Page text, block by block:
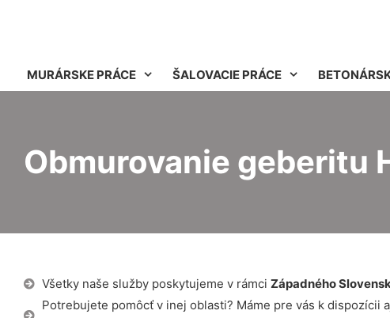
MURÁRSKE PRÁCE ŠALOVACIE PRÁCE
Obmurovanie geberitu
Všetky naše služby poskytujeme v rámci Západného
Potrebujete pomôcť v inej oblasti? Máme pre vás k dispozícii